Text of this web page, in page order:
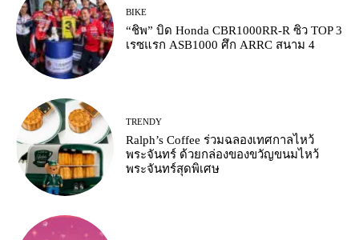
BIKE
“ชิพ” บิด Honda CBR1000RR-R ซิว TOP 3
เรซแรก ASB1000 ศึก ARRC สนาม 4
TRENDY
Ralph’s Coffee ร่วมฉลองเทศกาลไหว้
พระจันทร์ ด้วยกล่องของขวัญขนมไหว้
พระจันทร์สุดพิเศษ